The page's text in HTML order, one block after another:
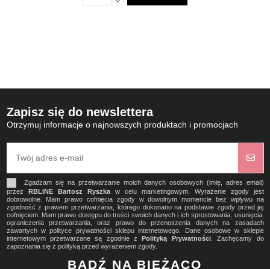
Zapisz się do newslettera
Otrzymuj informacje o najnowszych produktach i promocjach
Zgadzam się na przetwarzanie moich danych osobowych (imię, adres email)
przez
RBLINE Bartosz Ryszkaw celu marketingowym. Wyrażenie zgody jest
dobrowolne. Mam prawo cofnięcia zgody w dowolnym momencie bez wpływu na
zgodność z prawem przetwarzania, którego dokonano na podstawie zgody przed jej
cofnięciem. Mam prawo dostępu do treści swoich danych i ich sprostowania, usunięcia,
ograniczenia przetwarzania, oraz prawo do przenoszenia danych na zasadach
zawartych w polityce prywatności sklepu internetowego. Dane osobowe w sklepie
internetowym przetwarzane są zgodnie z
Polityką Prywatności. Zachęcamy do
zapoznania się z polityką przed wyrażeniem zgody.
BĄDŹ NA BIEŻĄCO